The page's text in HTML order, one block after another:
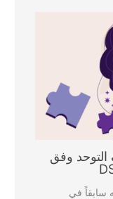
وفق
سابقاً في